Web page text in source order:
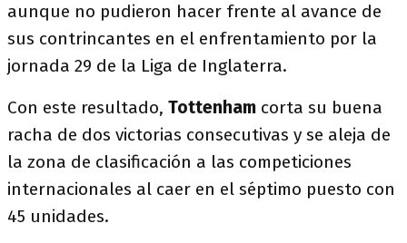
aunque no pudieron hacer frente al avance de
sus contrincantes en el enfrentamiento por la
jornada 29 de la Liga de Inglaterra.
Con este resultado, Tottenham corta su buena
racha de dos victorias consecutivas y se aleja de
la zona de clasificación a las competiciones
internacionales al caer en el séptimo puesto con
45 unidades.